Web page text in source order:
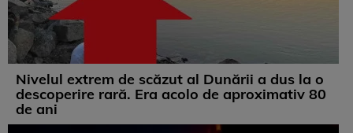
Nivelul extrem de scăzut al Dunării a dus la o
descoperire rară. Era acolo de aproximativ 80
de ani